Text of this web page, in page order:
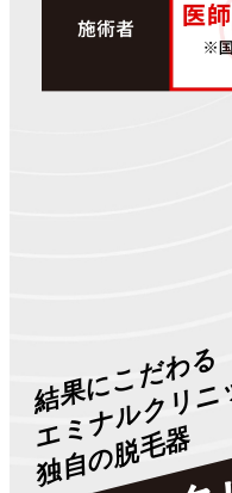
結果にこだわる
エミナルクリ
独自の脱毛器